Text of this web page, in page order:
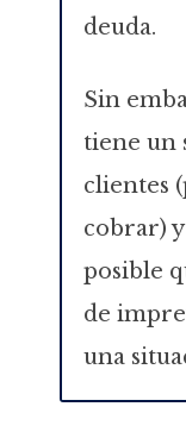
deuda.
Sin
tiene un
clientes
cobrar)
posible
de
una